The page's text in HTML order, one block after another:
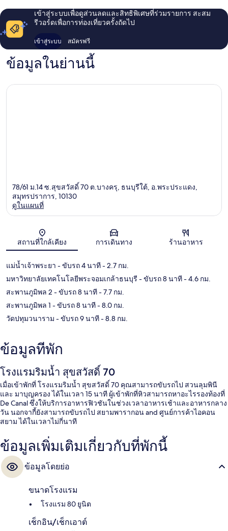
เข้าสู่ระบบเพื่อดูส่วนลดและสิทธิพิเศษที่ร่วมรายการ สะสม
รีวอร์ดเพื่อการท่องเที่ยวครั้งถัดไป
เข้าสู่ระบบ สมัครฟรี
ข้อมูลในย่านนี้
แผนที่
78/61 ม.14 ซ.สุขสวัสดิ์ 70 ต.บางครุ, ธนบุรีใต้, อ.พระประแดง,
สมุทรปราการ, 10130
ดูในแผนที่
สถานที่ใกล้เคียง การเดินทาง ร้านอาหาร
แม่น้ำเจ้าพระยา - ขับรถ 4 นาที- 2.7 กม.
มหาวิทยาลัยเทคโนโลยีพระจอมเกล้าธนบุรี - ขับรถ 8 นาที- 4.6 กม.
สะพานภูมิพล 2 - ขับรถ 8 นาที- 7.7 กม.
สะพานภูมิพล 1 - ขับรถ 8 นาที- 8.0 กม.
วัดปทุมวนาราม - ขับรถ 9 นาที- 8.8 กม.
ข้อมูลที่พัก
โรงแรมริมน้ำ สุขสวัสดิ์ 70
เมื่อเข้าพักที่ โรงแรมริมน้ำ สุขสวัสดิ์ 70 คุณสามารถขับรถไป สวนลุมพินี
และ มาบุญครอง ได้ในเวลา 15 นาที ผู้เข้าพักที่หิวสามารถหาอะไรรองท้องที่
De Canal ซึ่งให้บริการอาหารฟิวชันในช่วงเวลาอาหารเช้าและอาหารกลาง
วัน นอกจากี้ยังสามารถขับรถไป สยามพารากอน and ศูนย์การค้าไอคอน
สยาม ได้ในเวลาไม่กี่นาที
ข้อมูลเพิ่มเติมเกี่ยวกับที่พักนี้
ข้อมูลโดยย่อ
ขนาดโรงแรม
โรงแรม 80 ยูนิต
เช็กอิน/เช็กเอาต์